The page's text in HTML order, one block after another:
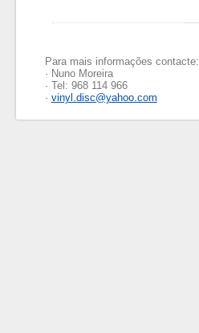
Para mais informações contacte:
· Nuno Moreira
· Tel: 968 114 966
· vinyl.disc@yahoo.com